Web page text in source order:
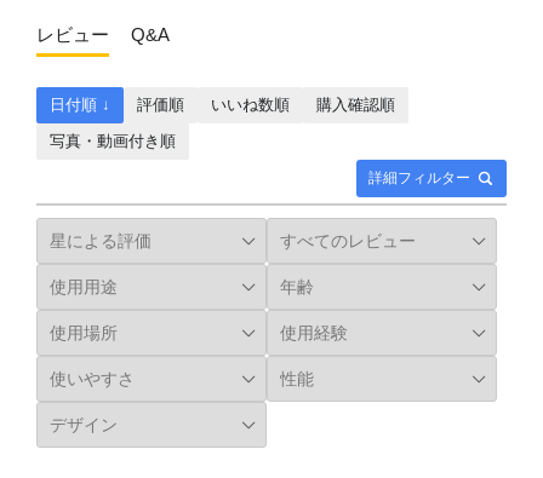
レビュー Q&A
詳細フィルター
日付順 ↓ 評価順 いいね数順
購入確認順
写真・動画付き順